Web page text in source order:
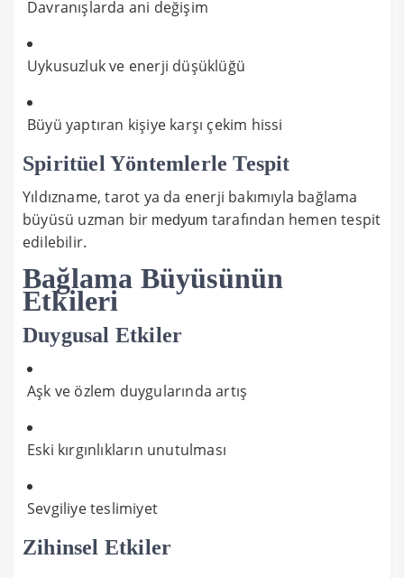
Davranışlarda ani değişim
Uykusuzluk ve enerji düşüklüğü
Büyü yaptıran kişiye karşı çekim hissi
Spiritüel Yöntemlerle Tespit
Yıldızname, tarot ya da enerji bakımıyla bağlama
büyüsü uzman bir medyum tarafından hemen tespit
edilebilir.
Bağlama Büyüsünün
Etkileri
Duygusal Etkiler
Aşk ve özlem duygularında artış
Eski kırgınlıkların unutulması
Sevgiliye teslimiyet
Zihinsel Etkiler